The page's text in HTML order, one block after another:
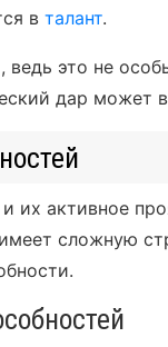
в талант.
это не
дар может
их активное
сложную